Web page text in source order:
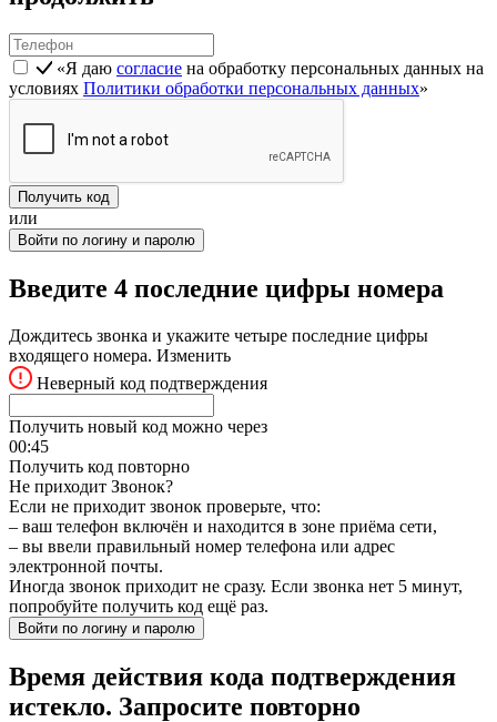
«Я даю согласие на обработку персональных данных на
условиях Политики обработки персональных данных»
Получить код
или
Войти по логину и паролю
Введите 4 последние цифры номера
Дождитесь звонка и укажите четыре последние цифры
входящего номера. Изменить
Неверный код подтверждения
Получить новый код можно через
00:45
Получить код повторно
Не приходит Звонок?
Если не приходит звонок проверьте, что:
– ваш телефон включён и находится в зоне приёма сети,
– вы ввели правильный номер телефона или адрес
электронной почты.
Иногда звонок приходит не сразу. Если звонка нет 5 минут,
попробуйте получить код ещё раз.
Войти по логину и паролю
Время действия кода подтверждения
истекло. Запросите повторно